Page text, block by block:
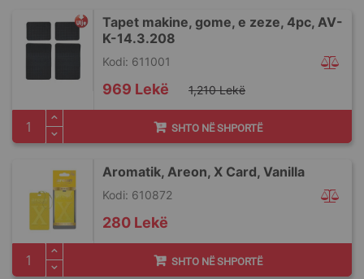
Tapet makine, gome, e zeze, 4pc, AV-
K-14.3.208
Special
Price
969 Lekë 1,210 Lekë
Kodi: 611001
SHTO NË SHPORTË
Aromatik, Areon, X Card, Vanilla
280 Lekë
Kodi: 610872
SHTO NË SHPORTË